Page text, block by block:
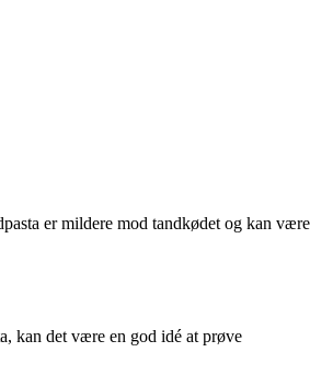
er mildere mod tandkødet og kan være
kan det være en god idé at prøve